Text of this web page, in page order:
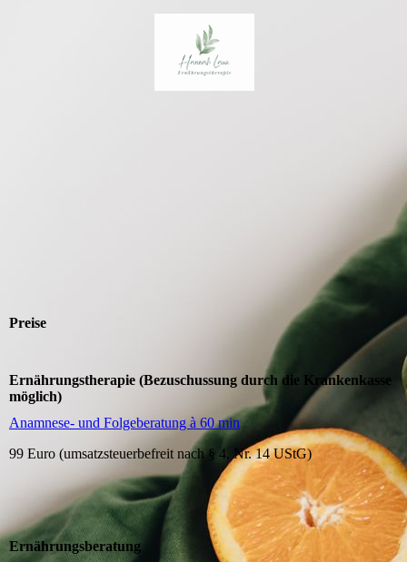
Preise
Ernährungstherapie (Bezuschussung durch die Krankenkasse
möglich)
Anamnese- und Folgeberatung à 60 min
99 Euro (umsatzsteuerbefreit nach § 4, Nr. 14 UStG)
Ernährungsberatung